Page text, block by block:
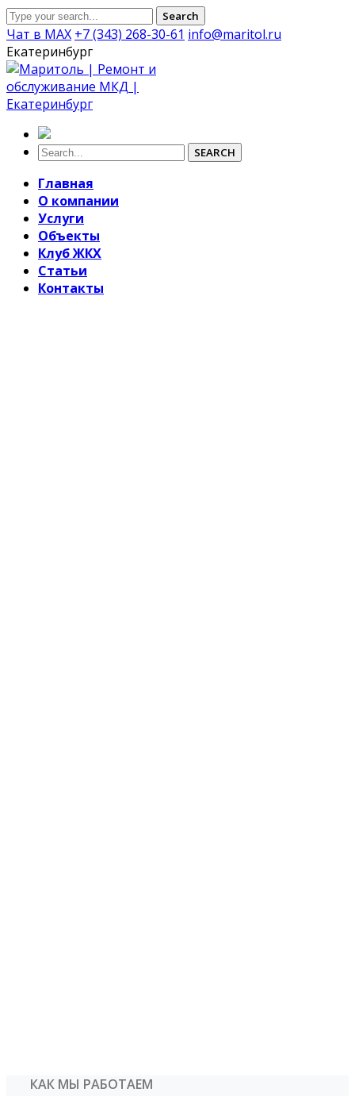
Search
Чат в MAX +7 (343) 268-30-61 info@maritol.ru
Екатеринбург
SEARCH
Главная
О компании
Услуги
Объекты
Клуб ЖКХ
Статьи
Контакты
КАК МЫ РАБОТАЕМ